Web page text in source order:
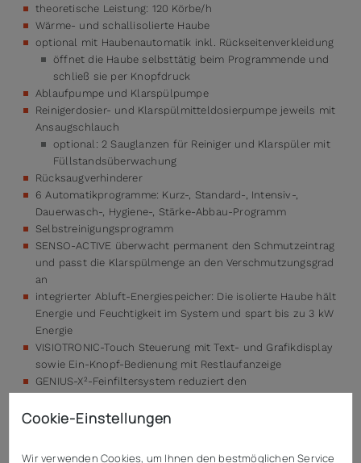
theoretische Leistung: 120 Körbe/h
Wärme- und schallisolierte Haube
optional mit Haubenautomatik inkl. Rückseitenverkleidung
öffnet die Haube selbsttätig beim Programmende und
schließ sie per Knopfdruck
Ablaufpumpe und Klarspülpumpe
Reinigerdosier- und Klarspülmitteldosierpumpe jeweils mit
Ansaugschlauch
optional: 2 Sauglanzen für Reiniger und Klarspüler mit
Füllstandsüberwachung
Rücksaugverhinderer
6 Automatikprogramme: Kurz-, Standard-, Intensiv-,
Dauerwasch-, Hygiene-, Stärke-Abbau-Programm
Selbstreinigungsprogramm
SENSO-ACTIVE überwacht permanent den Schmutzeintrag
und passt die Klarspülmenge an den Verschmutzungsgrad
an
integrierter Abluft-Energiespeicher: Die isolierte Haube hält
Energie und Feuchtigkeit im System und spart bis zu 3 kW
Energie
VISIOTRONIC-Touch Steuerung mit Text- und Grafikdisplay
sowie Ein-Knopf-Bedienung mit Restlaufanzeige
GENIUS-X²-Feinfiltersystem reduziert den
SmartConnect App (5 Jahre kostenlos): Ermöglicht die
Analyse und Auswertung aller Betriebsdaten
Cookie-Einstellungen
Wir verwenden Cookies, um Ihnen den bestmöglichen Service